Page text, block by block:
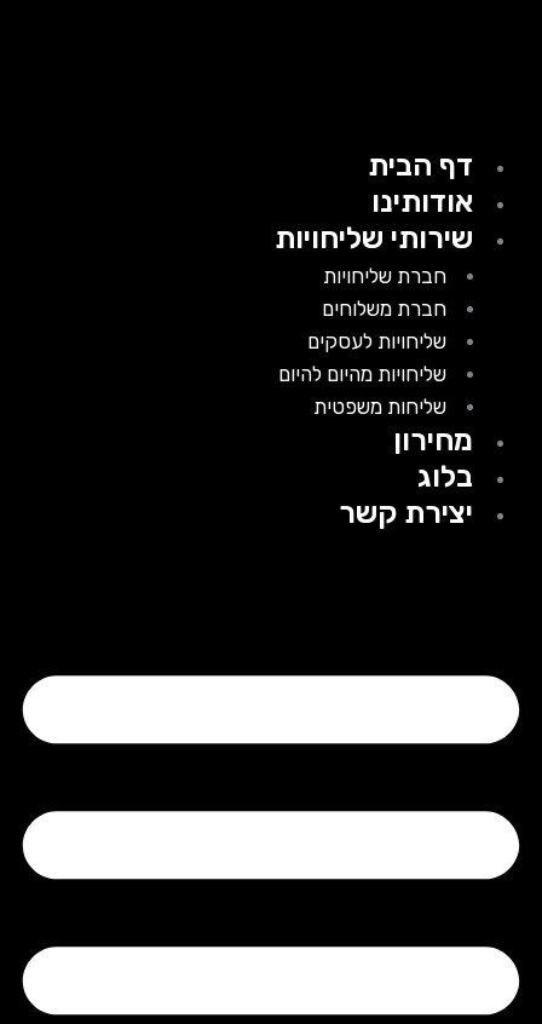
דף הבית
אודותינו
שירותי שליחויות
חברת שליחויות
חברת משלוחים
שליחויות לעסקים
שליחויות מהיום להיום
שליחות משפטית
מחירון
בלוג
יצירת קשר